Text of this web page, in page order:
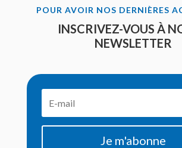
POUR AVOIR NOS DERNIÈRES
INSCRIVEZ-VOUS À
NEWSLETTER
Je m'abonne